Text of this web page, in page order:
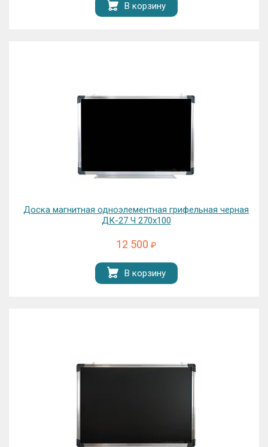
В корзину
Доска магнитная одноэлементная грифельная черная
ДК-27 Ч 270х100
12 500 ₽
В корзину